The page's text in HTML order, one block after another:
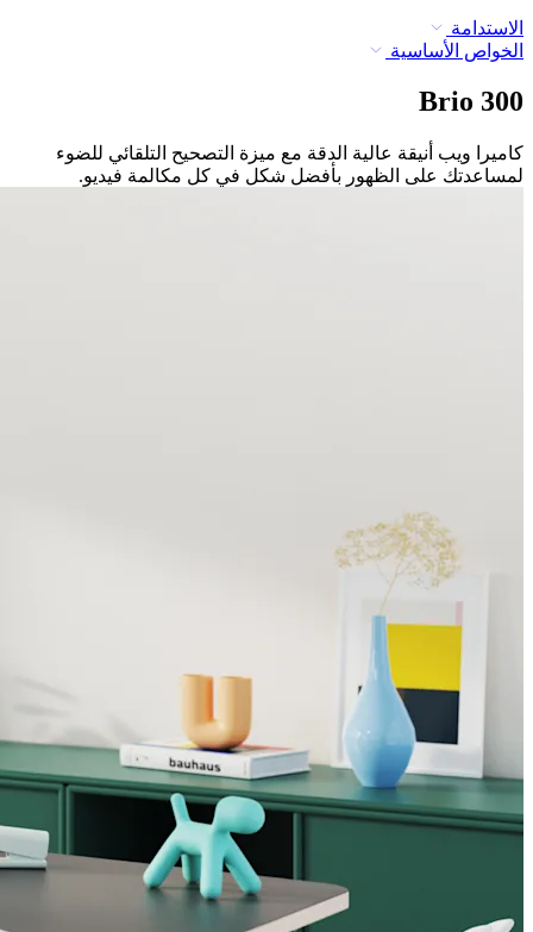
الاستدامة
الخواص الأساسية
Brio 300
كاميرا ويب أنيقة عالية الدقة مع ميزة التصحيح التلقائي للضوء
لمساعدتك على الظهور بأفضل شكل في كل مكالمة فيديو.